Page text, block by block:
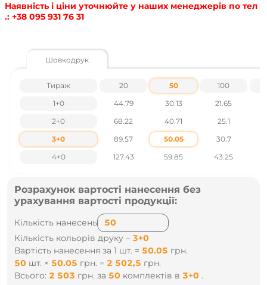
Наявність і ціни уточнюйте у наших менеджерів по тел
.: +38 095 931 76 31
Шовкодрук
Тираж 20 50 100
1+0
44.79 30.13 21.65
2+0
68.22 40.71 25.1
3+0
89.57 50.05 30.7
4+0
127.43 59.85 43.25
Розрахунок вартості нанесення без
урахування вартості продукції:
Кількість нанесень
Кількість кольорів друку – 3+0
Вартість нанесення за 1 шт. = 50.05 грн.
50 шт. × 50.05 грн. = 2 502,5 грн.
Всього: 2 503 грн. за 50 комплектів в 3+0 .